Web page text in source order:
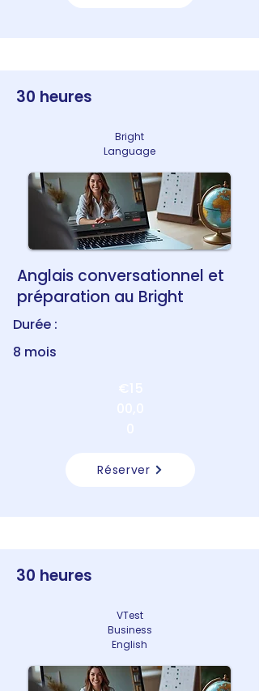
30 heures
Bright
Language
Anglais conversationnel et
préparation au Bright
Durée :
8 mois
Réserver
30 heures
VTest
Business
English